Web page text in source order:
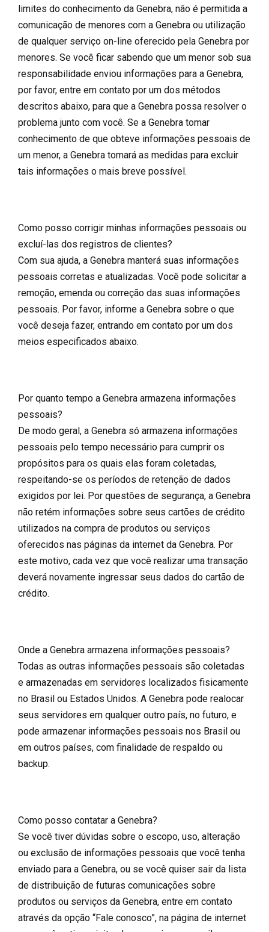
limites do conhecimento da Genebra, não é permitida a
comunicação de menores com a Genebra ou utilização
de qualquer serviço on-line oferecido pela Genebra por
menores. Se você ficar sabendo que um menor sob sua
responsabilidade enviou informações para a Genebra,
por favor, entre em contato por um dos métodos
descritos abaixo, para que a Genebra possa resolver o
problema junto com você. Se a Genebra tomar
conhecimento de que obteve informações pessoais de
um menor, a Genebra tomará as medidas para excluir
tais informações o mais breve possível.
Como posso corrigir minhas informações pessoais ou
excluí-las dos registros de clientes?
Com sua ajuda, a Genebra manterá suas informações
pessoais corretas e atualizadas. Você pode solicitar a
remoção, emenda ou correção das suas informações
pessoais. Por favor, informe a Genebra sobre o que
você deseja fazer, entrando em contato por um dos
meios especificados abaixo.
Por quanto tempo a Genebra armazena informações
pessoais?
De modo geral, a Genebra só armazena informações
pessoais pelo tempo necessário para cumprir os
propósitos para os quais elas foram coletadas,
respeitando-se os períodos de retenção de dados
exigidos por lei. Por questões de segurança, a Genebra
não retém informações sobre seus cartões de crédito
utilizados na compra de produtos ou serviços
oferecidos nas páginas da internet da Genebra. Por
este motivo, cada vez que você realizar uma transação
deverá novamente ingressar seus dados do cartão de
crédito.
Onde a Genebra armazena informações pessoais?
Todas as outras informações pessoais são coletadas
e armazenadas em servidores localizados fisicamente
no Brasil ou Estados Unidos. A Genebra pode realocar
seus servidores em qualquer outro país, no futuro, e
pode armazenar informações pessoais nos Brasil ou
em outros países, com finalidade de respaldo ou
backup.
Como posso contatar a Genebra?
Se você tiver dúvidas sobre o escopo, uso, alteração
ou exclusão de informações pessoais que você tenha
enviado para a Genebra, ou se você quiser sair da lista
de distribuição de futuras comunicações sobre
produtos ou serviços da Genebra, entre em contato
através da opção “Fale conosco”, na página de internet